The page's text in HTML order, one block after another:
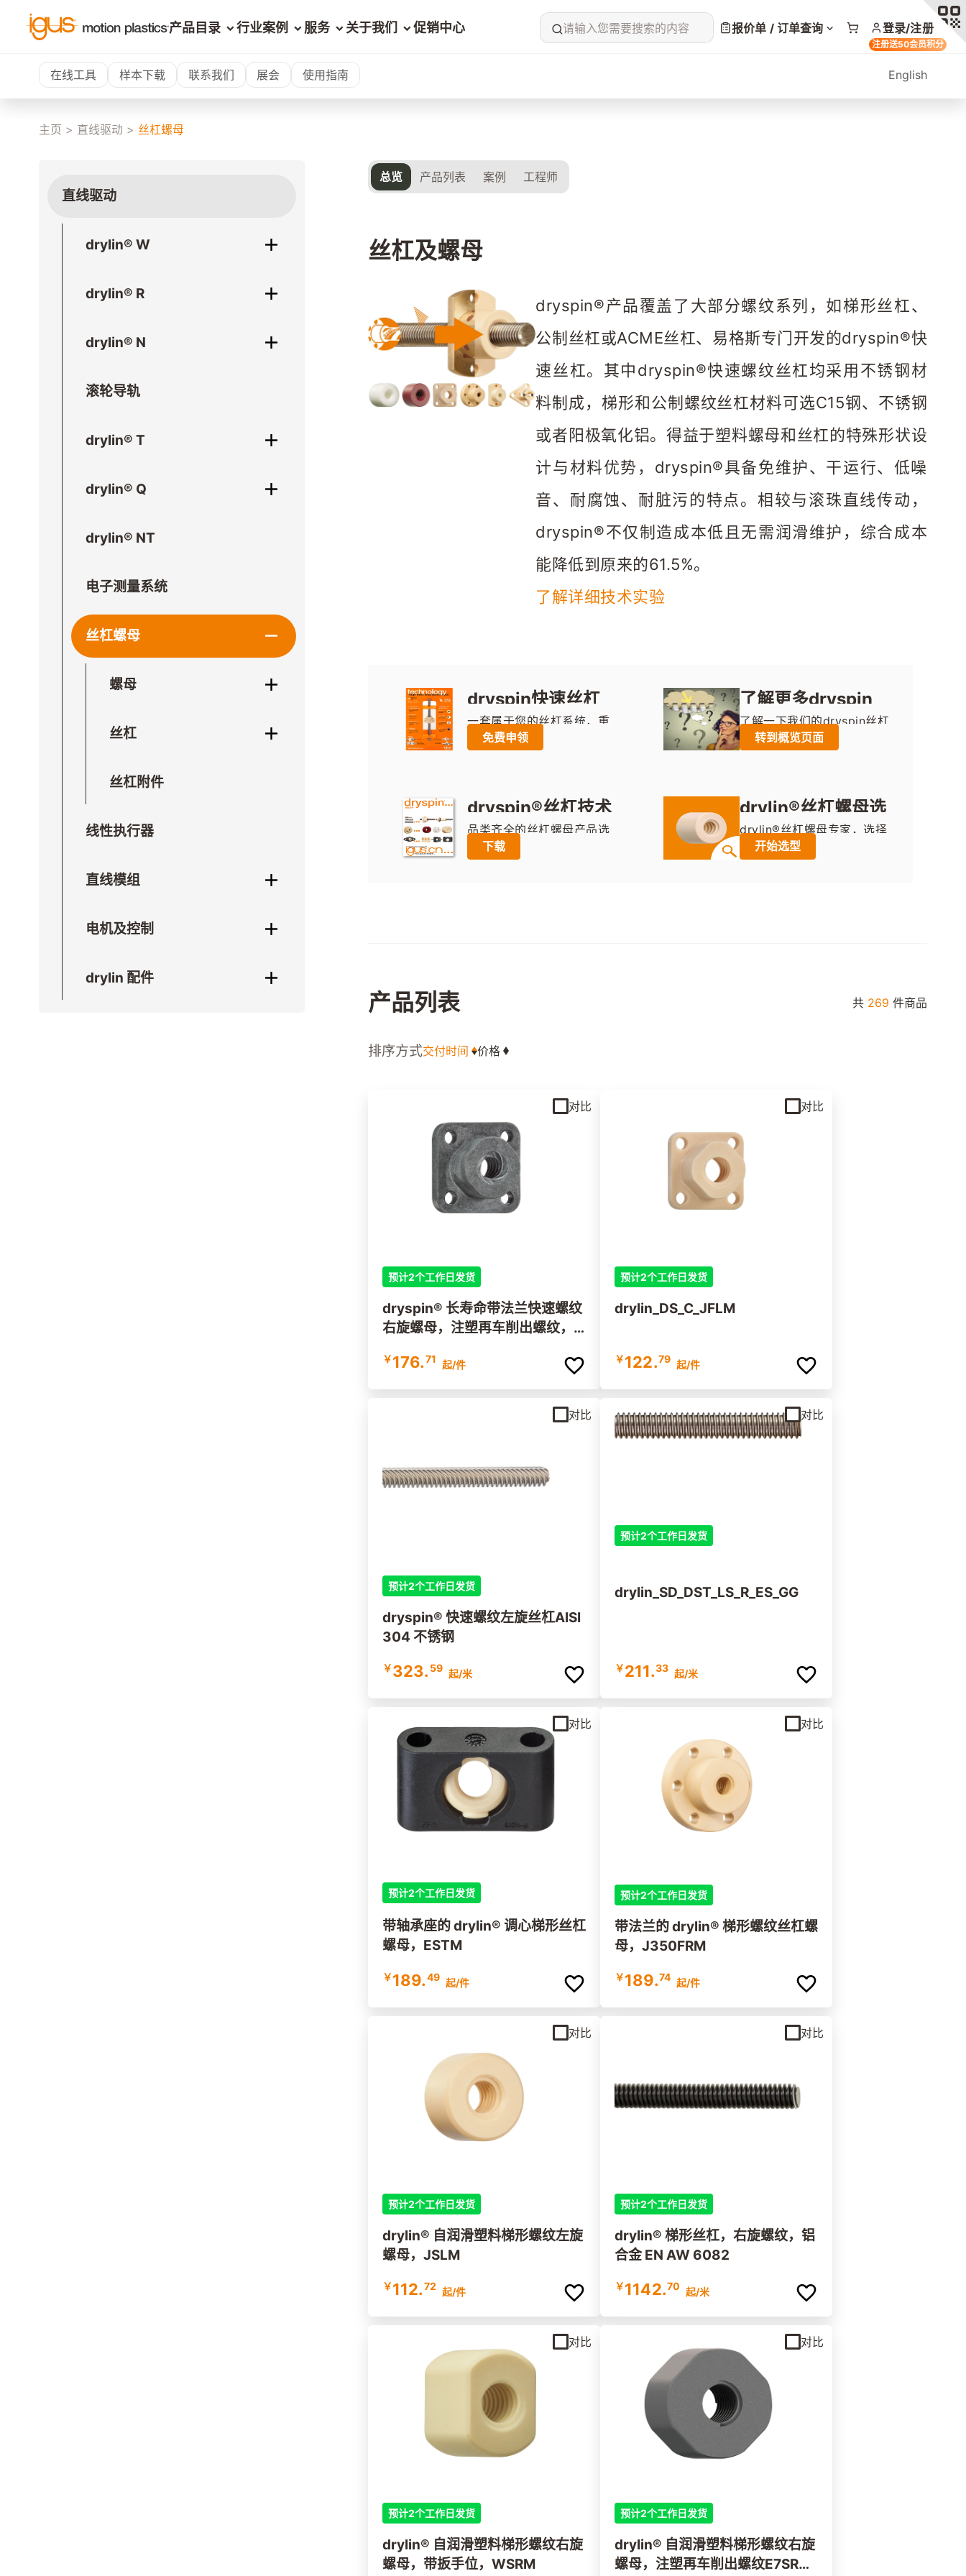
产品目录 行业案例 服务 关于我们 促销中心 请输入您需要搜索的内容 报价单 / 订单查询 登录/注册
注册送50会员积分
在线工具 样本下载 联系我们 展会 使用指南 English
主页 > 直线驱动 > 丝杠螺母
直线驱动
drylin® W
drylin® R
drylin® N
滚轮导轨
drylin® T
drylin® Q
drylin® NT
电子测量系统
丝杠螺母
螺母
丝杠
丝杠附件
线性执行器
直线模组
电机及控制
drylin 配件
总览 产品列表 案例 工程师
丝杠及螺母
dryspin®产品覆盖了大部分螺纹系列，如梯形丝杠、
公制丝杠或ACME丝杠、易格斯专门开发的dryspin®快
速丝杠。其中dryspin®快速螺纹丝杠均采用不锈钢材
料制成，梯形和公制螺纹丝杠材料可选C15钢、不锈钢
或者阳极氧化铝。得益于塑料螺母和丝杠的特殊形状设
计与材料优势，dryspin®具备免维护、干运行、低噪
音、耐腐蚀、耐脏污的特点。相较与滚珠直线传动，
dryspin®不仅制造成本低且无需润滑维护，综合成本
能降低到原来的61.5%。
了解详细技术实验
dryspin快速丝杠
样品
一套属于您的丝杠系统，重
要信息一目了然：无需润滑
安静、无振动，在线可预测
使用寿命。
免费申领
了解更多dryspin
丝杠技术解决方案
了解一下我们的dryspin丝杠
技术吧，它可帮您节省在设
转到概览页面
dryspin®丝杠技术
样本
品类齐全的丝杠螺母产品选
型目录
下载
drylin®丝杠螺母选
型器
drylin®丝杠螺母专家，选择
螺母形状、螺纹特征、丝杠
螺母材料、安装形式、运动
开始选型
产品列表 共 269 件商品
排序方式交付时间 价格
预计2个工作日发货
dryspin® 长寿命带法兰快速螺纹
右旋螺母，注塑再车削出螺纹，D
￥176.71 起/件
对比
预计2个工作日发货
drylin_DS_C_JFLM
￥122.79 起/件
对比
预计2个工作日发货
dryspin® 快速螺纹左旋丝杠AISI
304 不锈钢
￥323. 59 起/米
对比
预计2个工作日发货
drylin_SD_DST_LS_R_ES_GG
￥211.33 起/米
对比
预计2个工作日发货
带轴承座的 drylin® 调心梯形丝杠
螺母，ESTM
￥189.49 起/件
对比
预计2个工作日发货
带法兰的 drylin® 梯形螺纹丝杠螺
母，J350FRM
￥189.74 起/件
对比
预计2个工作日发货
drylin® 自润滑塑料梯形螺纹左旋
螺母，JSLM
￥112.72 起/件
对比
预计2个工作日发货
drylin® 梯形丝杠，右旋螺纹，铝
合金 EN AW 6082
￥1142.70 起/米
对比
预计2个工作日发货
drylin® 自润滑塑料梯形螺纹右旋
螺母，带扳手位，WSRM
对比
预计2个工作日发货
drylin® 自润滑塑料梯形螺纹右旋
螺母，注塑再车削出螺纹E7SRM-
对比